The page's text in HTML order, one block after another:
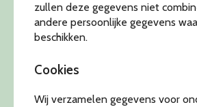
zullen deze gegevens niet
andere persoonlijke gegevens
beschikken.
Cookies
Wij verzamelen gegevens voor